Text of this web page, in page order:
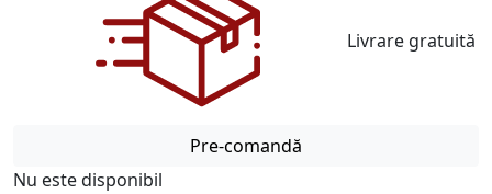
Livrare gratuită
Pre-comandă
Nu este disponibil